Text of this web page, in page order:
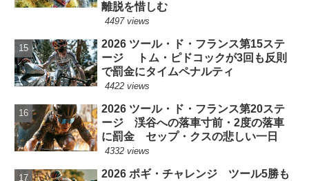
離脱を惜しむ
4497 views
2026 ツール・ド・フランス第15ステ
ージ トム・ピドコックが3回も反則
で罰金にタイムペナルティ
4422 views
2026 ツール・ド・フランス第20ステ
ージ 渓谷への落車寸前・2度の落車
に罰金 セップ・クスの悲しい一日
4332 views
2026 ポギ・チャレンジ ツール5勝も